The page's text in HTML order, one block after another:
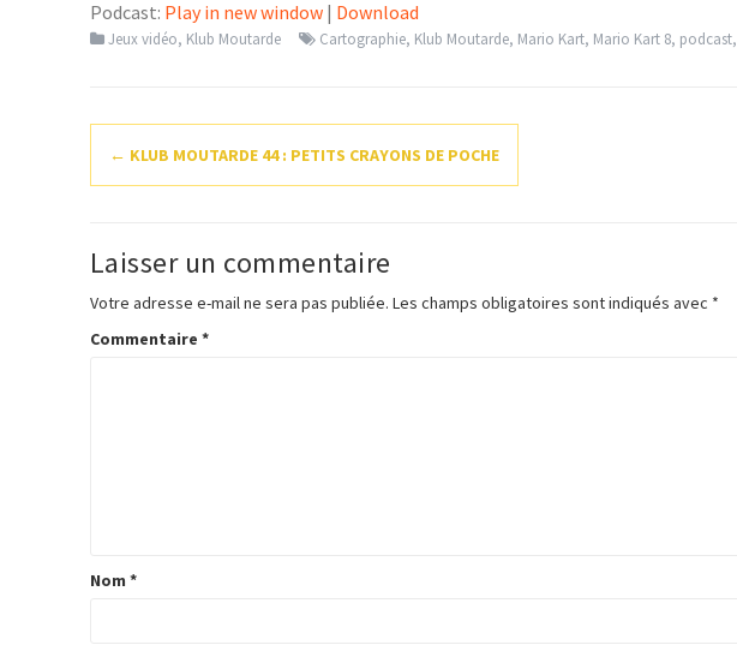
Podcast: Play in new window| Download
Jeux vidéo, Klub Moutarde Cartographie, Klub Moutarde, Mario Kart, Mario Kart 8, podcast,
Navigation
d'article
← KLUB MOUTARDE 44 : PETITS CRAYONS DE POCHE
Laisser un commentaire
Votre adresse e-mail ne sera pas publiée. Les champs obligatoires sont indiqués avec *
Commentaire *
Nom *